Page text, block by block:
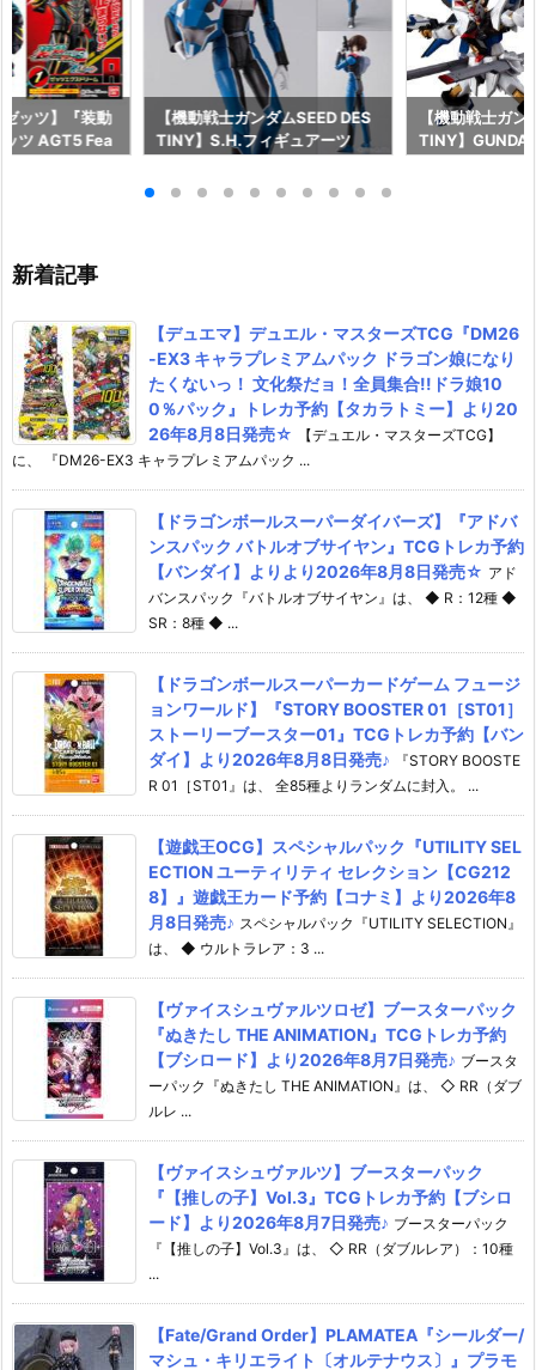
ッツ】『装動
ツ AGT5 Fea
【機動戦士ガンダムSEED DES
TINY】S.H.フィギュアーツ
長国パイロットスーツVer.）』
【機動戦士ガン
TINY】
新着記事
【デュエマ】デュエル・マスターズTCG『DM26
-EX3 キャラプレミアムパック ドラゴン娘になり
たくないっ！ 文化祭だョ！全員集合!!ドラ娘10
0％パック』トレカ予約【タカラトミー】より20
26年8月8日発売☆
【デュエル・マスターズTCG】
に、 『DM26-EX3 キャラプレミアムパック ...
【ドラゴンボールスーパーダイバーズ】『アドバ
ンスパック バトルオブサイヤン』TCGトレカ予約
【バンダイ】よりより2026年8月8日発売☆ アド
バンスパック『バトルオブサイヤン』は、 ◆ R：12種 ◆
SR：8種 ◆ ...
【ドラゴンボールスーパーカードゲーム フュージ
ョンワールド】『STORY BOOSTER 01［ST01］
ストーリーブースター01』TCGトレカ予約【バン
ダイ】より2026年8月8日発売♪
『STORY BOOSTE
R 01［ST01』は、 全85種よりランダムに封入。 ...
【遊戯王OCG】スペシャルパック『UTILITY SEL
ECTION ユーティリティ セレクション【CG212
8】』遊戯王カード予約【コナミ】より2026年8
月8日発売♪ スペシャルパック『UTILITY SELECTION』
は、 ◆ ウルトラレア：3 ...
【ヴァイスシュヴァルツロゼ】ブースターパック
『ぬきたし THE ANIMATION』TCGトレカ予約
【ブシロード】より2026年8月7日発売♪ ブースタ
ーパック『ぬきたし THE ANIMATION』は、 ◇ RR（ダブ
ルレ ...
【ヴァイスシュヴァルツ】ブースターパック
『【推しの子】Vol.3』TCGトレカ予約【ブシロ
ード】より2026年8月7日発売♪ ブースターパック
『【推しの子】Vol.3』は、 ◇ RR（ダブルレア）：10種
...
【Fate/Grand Order】PLAMATEA『シールダー/
マシュ・キリエライト〔オルテナウス〕』プラモ